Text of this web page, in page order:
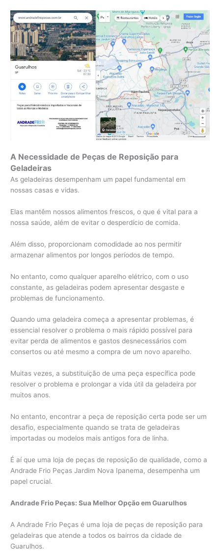
A Necessidade de Peças de Reposição para
Geladeiras
As geladeiras desempenham um papel fundamental em
nossas casas e vidas.
Elas mantêm nossos alimentos frescos, o que é vital para a
nossa saúde, além de evitar o desperdício de comida.
Além disso, proporcionam comodidade ao nos permitir
armazenar alimentos por longos períodos de tempo.
No entanto, como qualquer aparelho elétrico, com o uso
constante, as geladeiras podem apresentar desgaste e
problemas de funcionamento.
Quando uma geladeira começa a apresentar problemas, é
essencial resolver o problema o mais rápido possível para
evitar perda de alimentos e gastos desnecessários com
consertos ou até mesmo a compra de um novo aparelho.
Muitas vezes, a substituição de uma peça específica pode
resolver o problema e prolongar a vida útil da geladeira por
muitos anos.
No entanto, encontrar a peça de reposição certa pode ser um
desafio, especialmente quando se trata de geladeiras
importadas ou modelos mais antigos fora de linha.
É aí que uma loja de peças de reposição de qualidade, como a
Andrade Frio Peças Jardim Nova Ipanema, desempenha um
papel crucial.
Andrade Frio Peças: Sua Melhor Opção em Guarulhos
A Andrade Frio Peças é uma loja de peças de reposição para
geladeiras que atende a todos os bairros da cidade de
Guarulhos.